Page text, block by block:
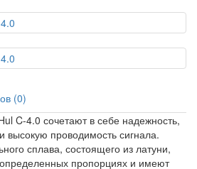
(0)
C-4.0 сочетают в себе надежность,
высокую проводимость сигнала.
сплава, состоящего из латуни,
пропорциях и имеют